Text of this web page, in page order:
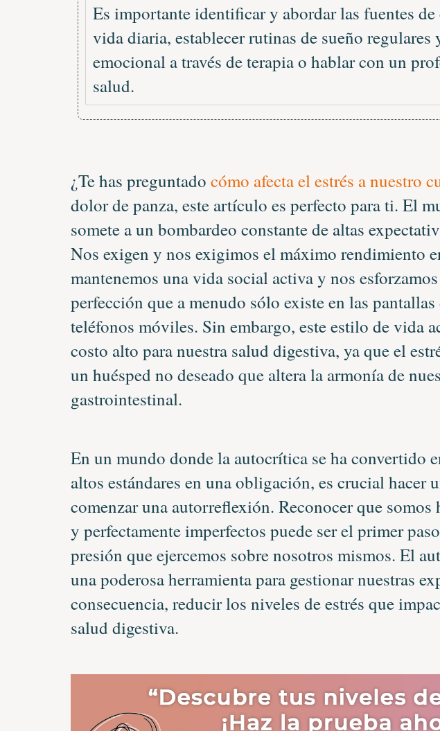
Es importante identificar y abordar las fuentes de
vida diaria, establecer rutinas de sueño regulares
emocional a través de terapia o hablar con un
salud.
¿Te has preguntado cómo afecta el estrés a nuestro
dolor de panza, este artículo es perfecto para ti. El
somete a un bombardeo constante de altas
Nos exigen y nos exigimos el máximo rendimiento
mantenemos una vida social activa y nos
perfección que a menudo sólo existe en las pantallas
teléfonos móviles. Sin embargo, este estilo de vida
costo alto para nuestra salud digestiva, ya que el
un huésped no deseado que altera la armonía de
gastrointestinal.
En un mundo donde la autocrítica se ha convertido
altos estándares en una obligación, es crucial hacer
comenzar una autorreflexión. Reconocer que somos
y perfectamente imperfectos puede ser el primer
presión que ejercemos sobre nosotros mismos. El
una poderosa herramienta para gestionar nuestras
consecuencia, reducir los niveles de estrés que
salud digestiva.